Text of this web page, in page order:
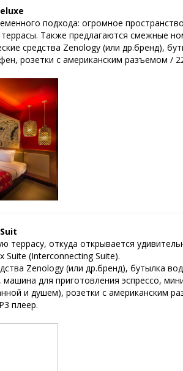
подхода: огромное
Также предлагаются смежные
средства Zenology (или др.бренд),
розетки с американским разъемом /
откуда открывается
(Interconnecting Suite).
Zenology (или др.бренд), бутылка
для приготовления эспрессо,
и душем), розетки с американским
плеер.